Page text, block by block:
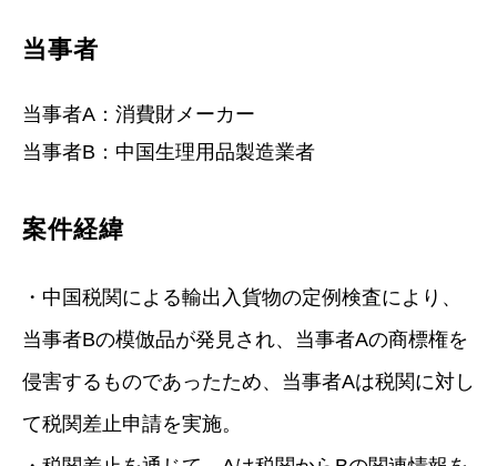
当事者
当事者A：消費財メーカー
当事者B：中国生理用品製造業者
案件経緯
・中国税関による輸出入貨物の定例検査により、
当事者Bの模倣品が発見され、当事者Aの商標権を
侵害するものであったため、当事者Aは税関に対し
て税関差止申請を実施。